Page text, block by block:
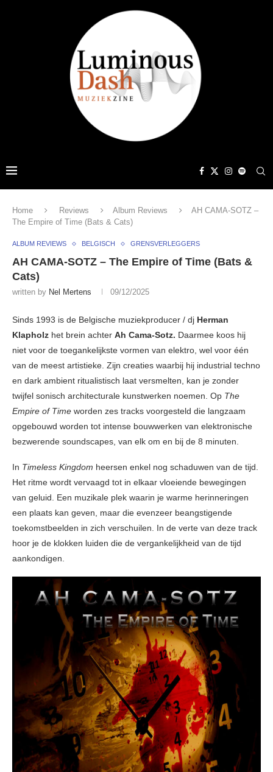
Home Reviews Album Reviews
AH CAMA-SOTZ –
The Empire of Time (Bats & Cats)
ALBUM REVIEWS BELGISCH GRENSVERLEGGERS
AH CAMA-SOTZ – The Empire of Time (Bats &
Cats)
written by Nel Mertens 09/12/2025
Sinds 1993 is de Belgische muziekproducer / dj Herman
Klapholz het brein achter Ah Cama-Sotz. Daarmee koos hij
niet voor de toegankelijkste vormen van elektro, wel voor één
van de meest artistieke. Zijn creaties waarbij hij industrial techno
en dark ambient ritualistisch laat versmelten, kan je zonder
twijfel sonisch architecturale kunstwerken noemen. Op The
Empire of Time worden zes tracks voorgesteld die langzaam
opgebouwd worden tot intense bouwwerken van elektronische
bezwerende soundscapes, van elk om en bij de 8 minuten.
In Timeless Kingdom heersen enkel nog schaduwen van de tijd.
Het ritme wordt vervaagd tot in elkaar vloeiende bewegingen
van geluid. Een muzikale plek waarin je warme herinneringen
een plaats kan geven, maar die evenzeer beangstigende
toekomstbeelden in zich verschuilen. In de verte van deze track
hoor je de klokken luiden die de vergankelijkheid van de tijd
aankondigen.